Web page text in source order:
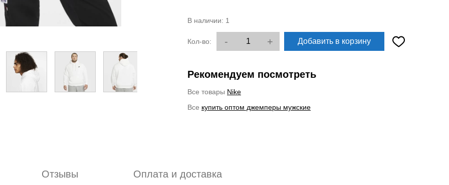
В наличии: 1
Кол-во: - + Добавить в корзину
Рекомендуем посмотреть
Все товары Nike
Все купить оптом джемперы мужские
Отзывы Оплата и доставка